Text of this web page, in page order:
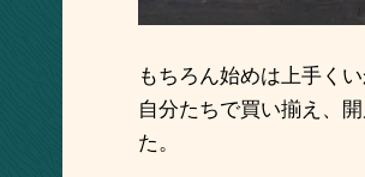
もちろん始めは上手く
自分たちで買い揃え、
た。